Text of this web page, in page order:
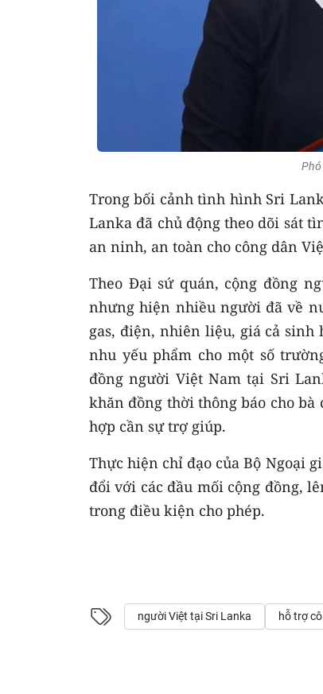
Phó
Trong bối cảnh tình hình Sri
Lanka đã chủ động theo dõi sát
an ninh, an toàn cho công dân
Theo Đại sứ quán, cộng đồng
nhưng hiện nhiều người đã về
gas, điện, nhiên liệu, giá cả
nhu yếu phẩm cho một số
đồng người Việt Nam tại Sri
khăn đồng thời thông báo cho
hợp cần sự trợ giúp.
Thực hiện chỉ đạo của Bộ Ngoại
đổi với các đầu mối cộng đồng,
trong điều kiện cho phép.
người Việt tại Sri Lanka hỗ trợ